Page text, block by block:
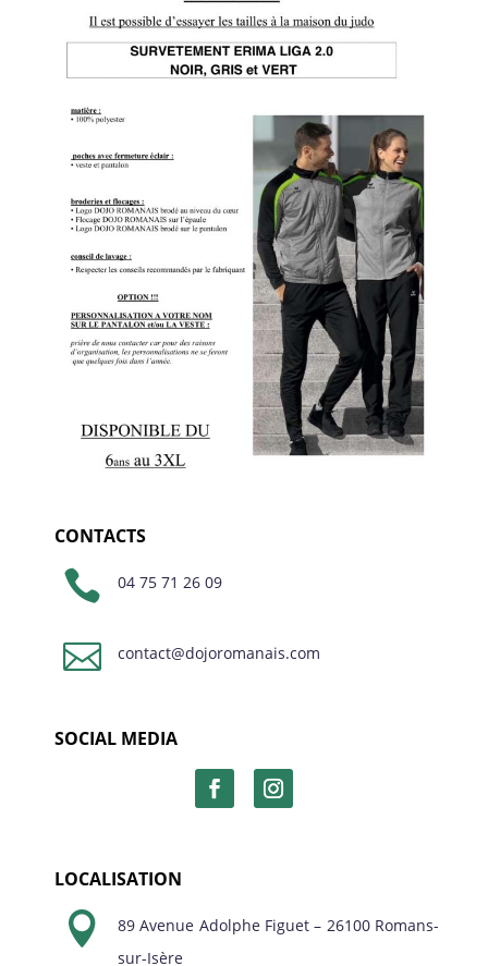
CONTACTS
 04 75 71 26 09
 contact@dojoromanais.com
SOCIAL MEDIA
LOCALISATION

89 Avenue Adolphe Figuet – 26100 Romans-
sur-Isère